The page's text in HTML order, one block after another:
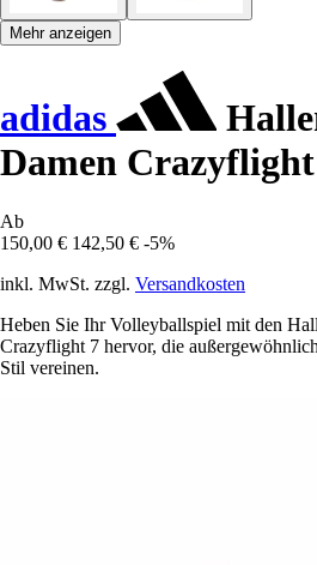
Mehr anzeigen
adidas
Damen
Ab
150,00 € 142,50 € -5%
inkl. MwSt. zzgl. Versandkosten
Heben Sie Ihr Volleyballspiel mit den
Crazyflight 7 hervor, die
Stil vereinen.